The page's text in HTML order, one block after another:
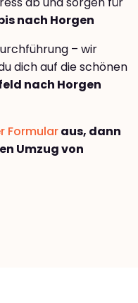
nach Horgen
– wir
dich auf die schönen
nach Horgen
Formularaus, dann
Umzug von